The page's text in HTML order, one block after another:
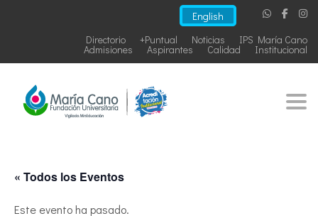
English
IPS María Cano
Noticias
+Puntual
Directorio
Institucional
Calidad
Aspirantes
Admisiones
« Todos los Eventos
Este evento ha pasado.